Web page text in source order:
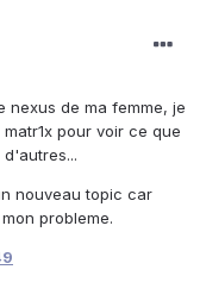
nexus de ma femme, je
pour voir ce que
nouveau topic car
probleme.